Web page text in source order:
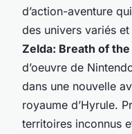
d’action-aventure
des univers variés
Zelda: Breath of
d’oeuvre de
dans une nouvelle
royaume d’Hyrule.
territoires inconnus